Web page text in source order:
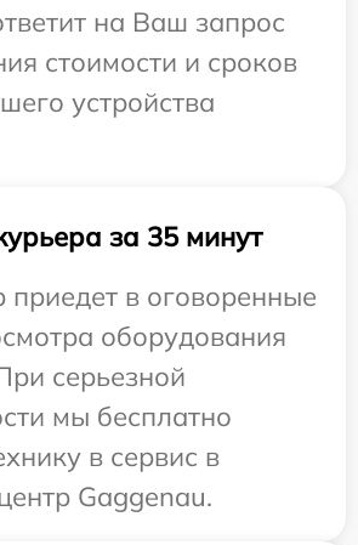
на Ваш запрос
стоимости и сроков
устройства
за 35 минут
в оговоренные
оборудования
серьезной
мы бесплатно
в сервис в
Gaggenau.